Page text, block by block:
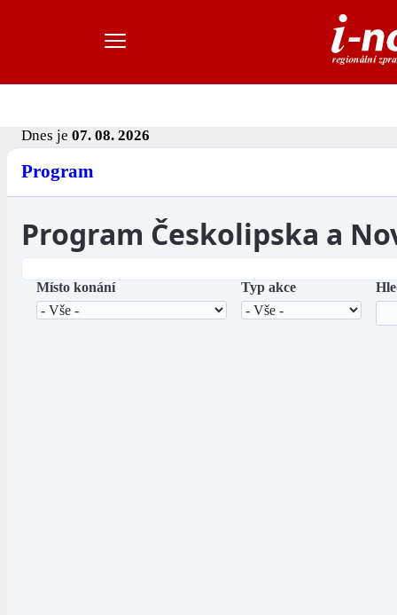
Dnes je 07. 08. 2026
Program
Program Českolipska a
Místo konání Typ akce